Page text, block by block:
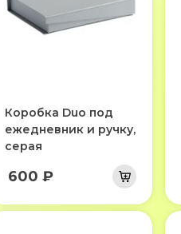
Коробка Duo под
ежедневник и ручку,
серая
600 ₽